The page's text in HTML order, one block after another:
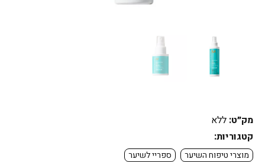
מק״ט: ללא
קטגוריות:
מוצרי טיפוח השיער ספריי לשיער